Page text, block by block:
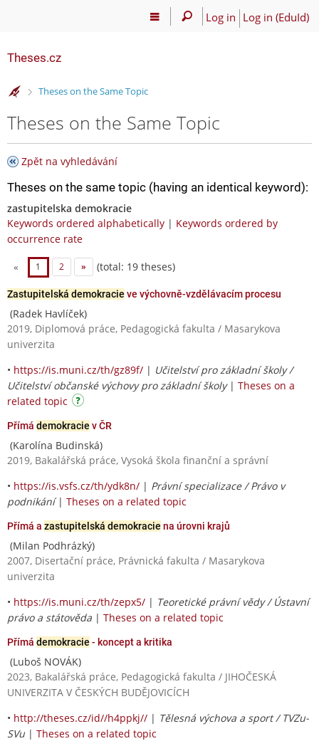
Log in Log in (EduId)
Theses.cz
>
Theses on the Same Topic
Theses on the Same Topic
Zpět na vyhledávání
Theses on the same topic (having an identical keyword):
zastupitelska demokracie
Keywords ordered alphabetically | Keywords ordered by
occurrence rate
« 1 2 » (total: 19 theses)
Zastupitelská demokracie ve výchovně-vzdělávacím procesu
(Radek Havlíček)
2019, Diplomová práce, Pedagogická fakulta / Masarykova
univerzita
• https://is.muni.cz/th/gz89f/ | Učitelství pro základní školy /
Učitelství občanské výchovy pro základní školy| Theses on a
related topic
Přímá demokracie v ČR
(Karolína Budinská)
2019, Bakalářská práce, Vysoká škola finanční a správní
• https://is.vsfs.cz/th/ydk8n/ | Právní specializace / Právo v
podnikání| Theses on a related topic
Přímá a zastupitelská demokracie na úrovni krajů
(Milan Podhrázký)
2007, Disertační práce, Právnická fakulta / Masarykova
univerzita
• https://is.muni.cz/th/zepx5/ | Teoretické právní vědy / Ústavní
právo a státověda | Theses on a related topic
Přímá demokracie - koncept a kritika
(Luboš NOVÁK)
2023, Bakalářská práce, Pedagogická fakulta / JIHOČESKÁ
UNIVERZITA V ČESKÝCH BUDĚJOVICÍCH
• http://theses.cz/id//h4ppkj// | Tělesná výchova a sport / TVZu-
SVu | Theses on a related topic